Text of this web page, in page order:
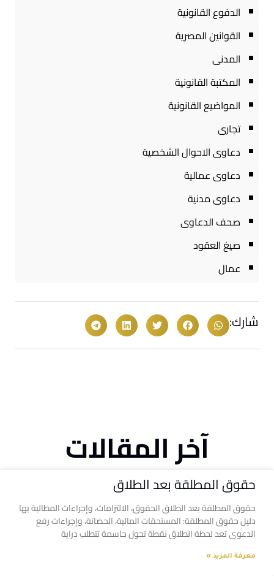
الدفوع القانونية
القوانين المصرية
المدنى
المكتبة القانونية
المواضيع القانونية
تجارى
دعاوى الاحوال الشخصية
دعاوى عمالية
دعاوى مدنية
صحف الدعاوى
صيغ العقود
عمال
شارك:
آخر المقالات
حقوق المطلقة بعد الطلاق
حقوق المطلقة بعد الطلاق الحقوق، الالتزامات، وإجراءات المطالبة بها
دليل حقوق المطلقة: المستحقات المالية، الحضانة، وإجراءات رفع
الدعوى تعد لحظة الطلاق نقطة تحول حاسمة تتطلب دراية
معرفة المزيد »